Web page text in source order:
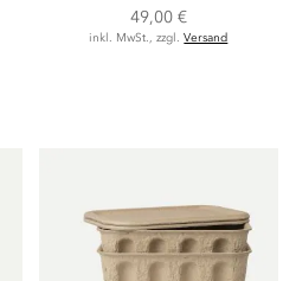
49,00 €
inkl. MwSt., zzgl.Versand